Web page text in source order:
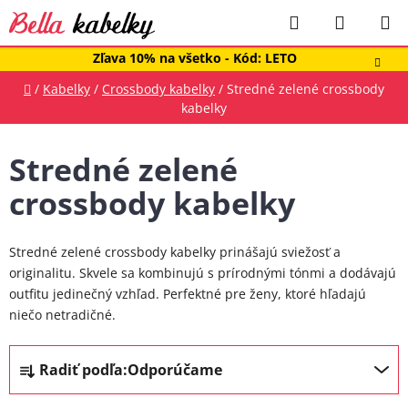
Prejsť
na
obsah
Zľava 10% na všetko - Kód: LETO
Hľadať
KOŠÍK
Domov
/ Kabelky / Crossbody kabelky / Stredné zelené crossbody
kabelky
Stredné zelené
crossbody kabelky
Stredné zelené crossbody kabelky prinášajú sviežosť a
originalitu. Skvele sa kombinujú s prírodnými tónmi a dodávajú
outfitu jedinečný vzhľad. Perfektné pre ženy, ktoré hľadajú
niečo netradičné.
R
a Radiť podľa:Odporúčame